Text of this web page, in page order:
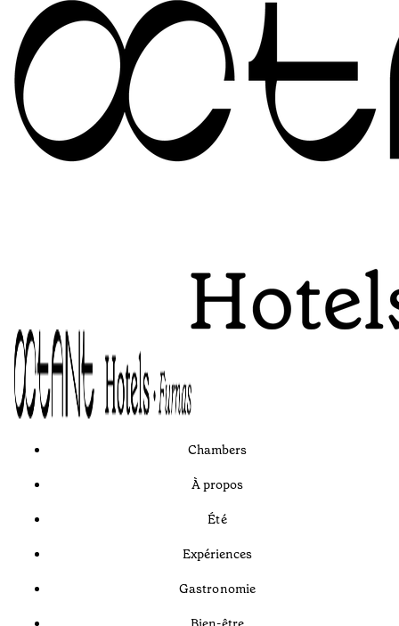
Chambers
À propos
Été
Expériences
Gastronomie